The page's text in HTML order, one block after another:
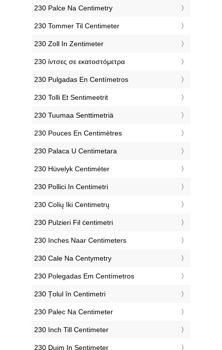
‎230 Palce Na Centimetry
‎230 Tommer Til Centimeter
‎230 Zoll In Zentimeter
‎230 ίντσες σε εκατοστόμετρα
‎230 Pulgadas En Centímetros
‎230 Tolli Et Sentimeetrit
‎230 Tuumaa Senttimetriä
‎230 Pouces En Centimètres
‎230 Palaca U Centimetara
‎230 Hüvelyk Centiméter
‎230 Pollici In Centimetri
‎230 Colių Iki Centimetrų
‎230 Pulzieri Fil ċentimetri
‎230 Inches Naar Centimeters
‎230 Cale Na Centymetry
‎230 Polegadas Em Centímetros
‎230 Țolul în Centimetri
‎230 Palec Na Centimeter
‎230 Inch Till Centimeter
‎230 Duim In Sentimeter